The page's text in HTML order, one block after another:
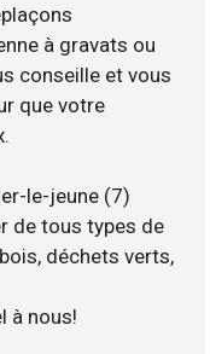
à gravats ou
conseille et vous
que votre
le-jeune (7)
de tous types de
déchets verts,
à nous!